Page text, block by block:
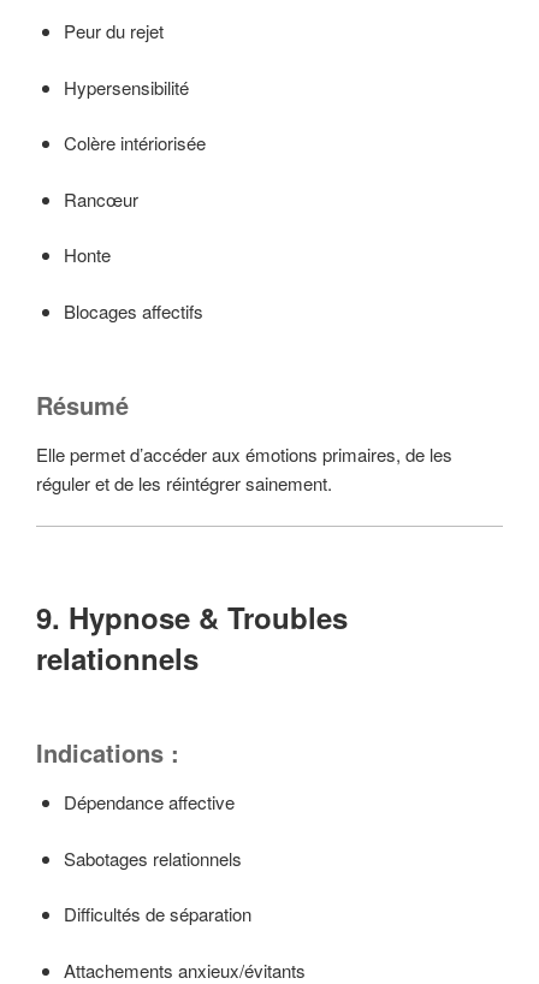
Peur du rejet
Hypersensibilité
Colère intériorisée
Rancœur
Honte
Blocages affectifs
Résumé
Elle permet d’accéder aux émotions primaires, de les
réguler et de les réintégrer sainement.
9. Hypnose & Troubles
relationnels
Indications :
Dépendance affective
Sabotages relationnels
Difficultés de séparation
Attachements anxieux/évitants